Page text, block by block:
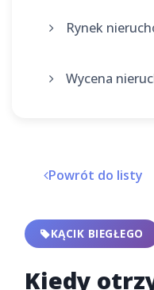
Rynek
Wycena
Powrót do listy
KĄCIK BIEGŁEGO
Kiedy